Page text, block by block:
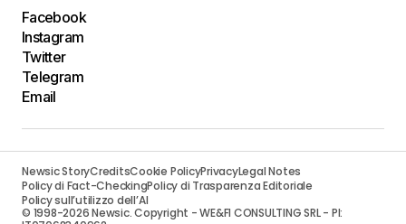
Facebook
Instagram
Twitter
Telegram
Email
Newsic StoryCreditsCookie PolicyPrivacyLegal Notes
Policy di Fact-CheckingPolicy di Trasparenza Editoriale
Policy sull’utilizzo dell’AI
© 1998-2026 Newsic. Copyright - WE&FI CONSULTING SRL - PI: